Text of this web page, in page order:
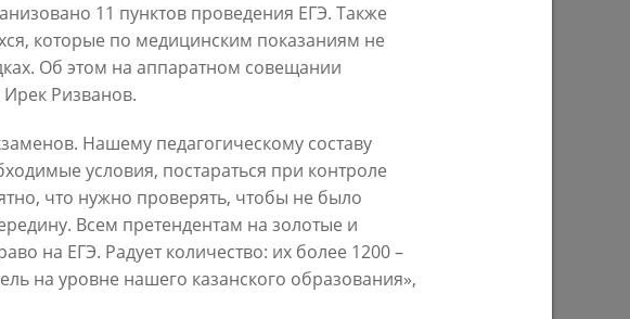
в этом году
«Водоканала»
строительство пунктов приема
27/07/2026
ПРЕДЫДУЩАЯ СТРАНИЦА
11 пунктов проведения ЕГЭ. Также
которые по медицинским показаниям не
Об этом на аппаратном совещании
Ризванов.
Нашему педагогическому составу
условия, постараться при контроле
что нужно проверять, чтобы не было
Всем претендентам на золотые и
на ЕГЭ. Радует количество: их более 1200 –
на уровне нашего казанского образования»,